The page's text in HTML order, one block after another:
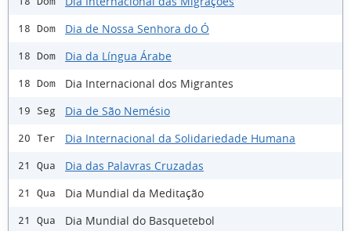
18 Dom Dia de Nossa Senhora do Ó
18 Dom Dia da Língua Árabe
18 Dom Dia Internacional dos Migrantes
19 Seg Dia de São Nemésio
20 Ter Dia Internacional da Solidariedade Humana
21 Qua Dia das Palavras Cruzadas
21 Qua Dia Mundial da Meditação
21 Qua Dia Mundial do Basquetebol